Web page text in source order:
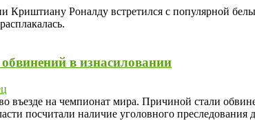
Криштиану Роналду встретился с популярной
в изнасиловании
въезде на чемпионат мира. Причиной стали
посчитали наличие уголовного преследования